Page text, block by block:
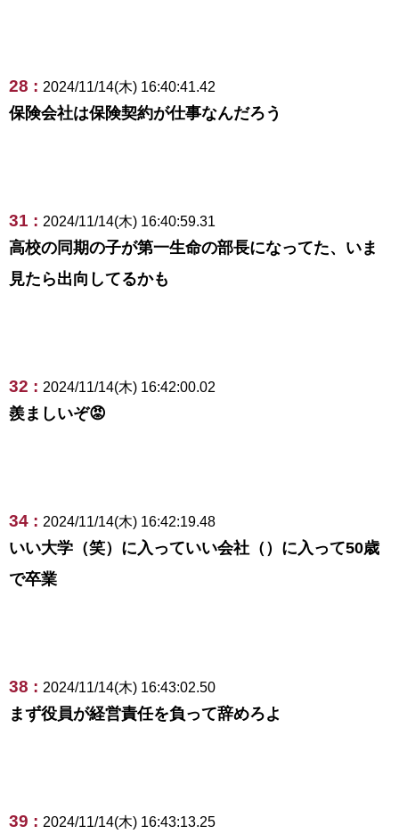
28 : 2024/11/14(木) 16:40:41.42
保険会社は保険契約が仕事なんだろう
31 : 2024/11/14(木) 16:40:59.31
高校の同期の子が第一生命の部長になってた、いま
見たら出向してるかも
32 : 2024/11/14(木) 16:42:00.02
羨ましいぞ😡
34 : 2024/11/14(木) 16:42:19.48
いい大学（笑）に入っていい会社（）に入って50歳
で卒業
38 : 2024/11/14(木) 16:43:02.50
まず役員が経営責任を負って辞めろよ
39 : 2024/11/14(木) 16:43:13.25